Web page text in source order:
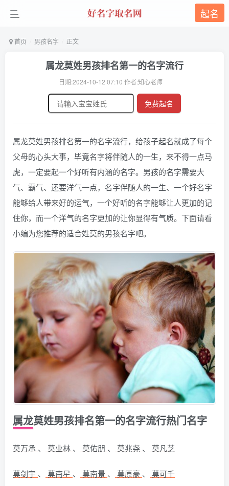
起名
首页 男孩名字 正文
属龙莫姓男孩排名第一的名字流行
日期:2024-10-12 07:10 作者:知心老师
免费起名
属龙莫姓男孩排名第一的名字流行，给孩子起名就成了每个
父母的心头大事，毕竟名字将伴随人的一生，来不得一点马
虎，一定要起一个好听有内涵的名字。男孩的名字需要大
气、霸气、还要洋气一点，名字伴随人的一生、一个好名字
能够给人带来好的运气，一个好听的名字能够让人更加的记
住你，而一个洋气的名字更加的让你显得有气质。下面请看
小编为您推荐的适合姓莫的男孩名字吧。
属龙莫姓男孩排名第一的名字流行热门名字
莫万承 、 莫业林 、 莫佑朋 、 莫兆尧 、 莫凡芝
莫剑宇 、 莫南星 、 莫南景 、 莫原豪 、 莫可千